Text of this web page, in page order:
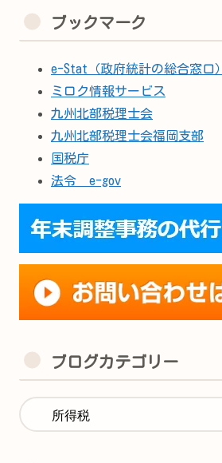
ブックマーク
e-Stat（政府統計の総合窓口）
ミロク情報サービス
九州北部税理士会
九州北部税理士会福岡支部
国税庁
法令 e-gov
ブログカテゴリー